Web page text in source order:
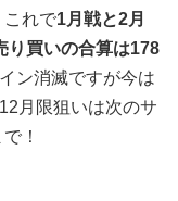
これで1月戦と2月
り買いの合算は178
ン消滅ですが今は
月限狙いは次のサ
！